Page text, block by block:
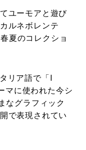
ユーモアと遊び
ルネボレンテ
夏のコレクショ
リア語で「I
マに使われた今シ
なグラフィック
で表現されてい